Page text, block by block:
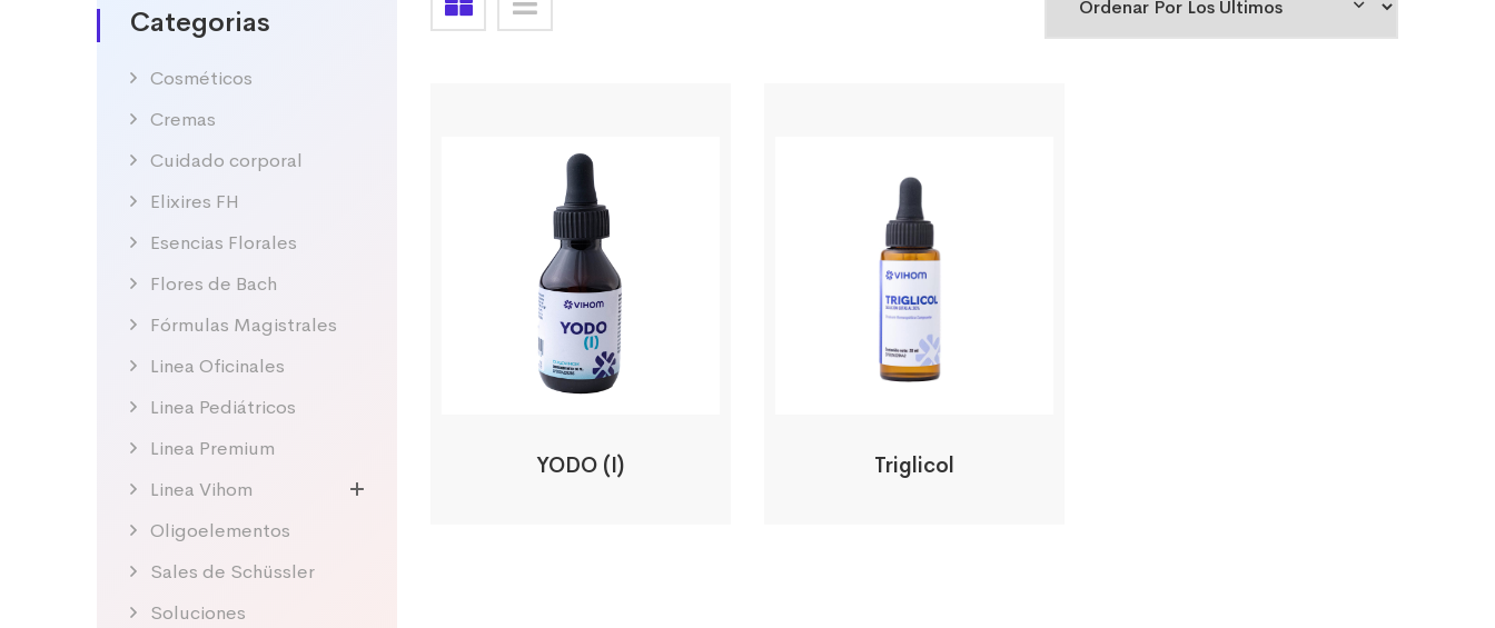
Categorias
Cosméticos
Cremas
Cuidado corporal
Elixires FH
Esencias Florales
Flores de Bach
Fórmulas Magistrales
Linea Oficinales
Linea Pediátricos
Linea Premium
Linea Vihom
Oligoelementos
Sales de Schüssler
Soluciones
YODO (I) Triglicol